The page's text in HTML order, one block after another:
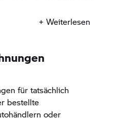
erkennt man
eine Sub-Domain wie
BMW-Web-Adressen,
oder mit
+ Weiterlesen
für tatsächlich
bestellte
oder